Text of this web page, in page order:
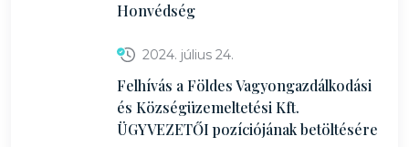
Honvédség
2024. július 24.
Felhívás a Földes Vagyongazdálkodási
és Községüzemeltetési Kft.
ÜGYVEZETŐI pozíciójának betöltésére